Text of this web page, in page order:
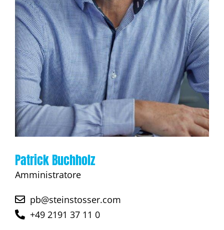
Patrick Buchholz
Amministratore
pb@steinstosser.com
+49 2191 37 11 0